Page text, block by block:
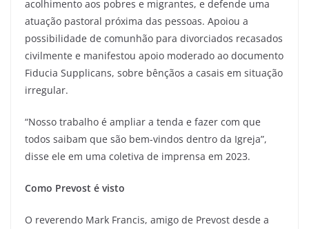
acolhimento aos pobres e migrantes, e defende uma
atuação pastoral próxima das pessoas. Apoiou a
possibilidade de comunhão para divorciados recasados
civilmente e manifestou apoio moderado ao documento
Fiducia Supplicans, sobre bênçãos a casais em situação
irregular.
“Nosso trabalho é ampliar a tenda e fazer com que
todos saibam que são bem-vindos dentro da Igreja”,
disse ele em uma coletiva de imprensa em 2023.
Como Prevost é visto
O reverendo Mark Francis, amigo de Prevost desde a